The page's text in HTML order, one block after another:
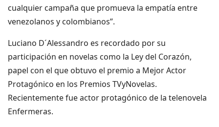
cualquier campaña que promueva la empatía entre
venezolanos y colombianos”.
Luciano D´Alessandro es recordado por su
participación en novelas como la Ley del Corazón,
papel con el que obtuvo el premio a Mejor Actor
Protagónico en los Premios TVyNovelas.
Recientemente fue actor protagónico de la telenovela
Enfermeras.